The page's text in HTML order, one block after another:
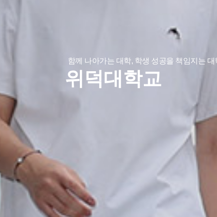
함께 나아가는 대학, 학생 성공을 책임지는 대
위덕대학교